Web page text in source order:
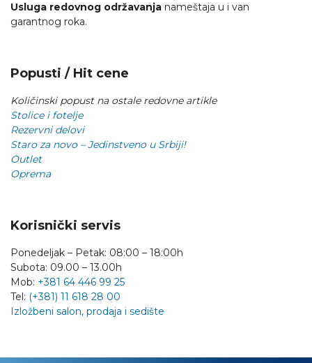
Usluga redovnog održavanja nameštaja u i van
garantnog roka.
Popusti / Hit cene
Količinski popust na ostale redovne artikle
Stolice i fotelje
Rezervni delovi
Staro za novo – Jedinstveno u Srbiji!
Outlet
Oprema
Korisnički servis
Ponedeljak – Petak: 08:00 – 18:00h
Subota: 09.00 – 13.00h
Mob: +381 64 446 99 25
Tel: (+381) 11 618 28 00
Izložbeni salon, prodaja i sedište